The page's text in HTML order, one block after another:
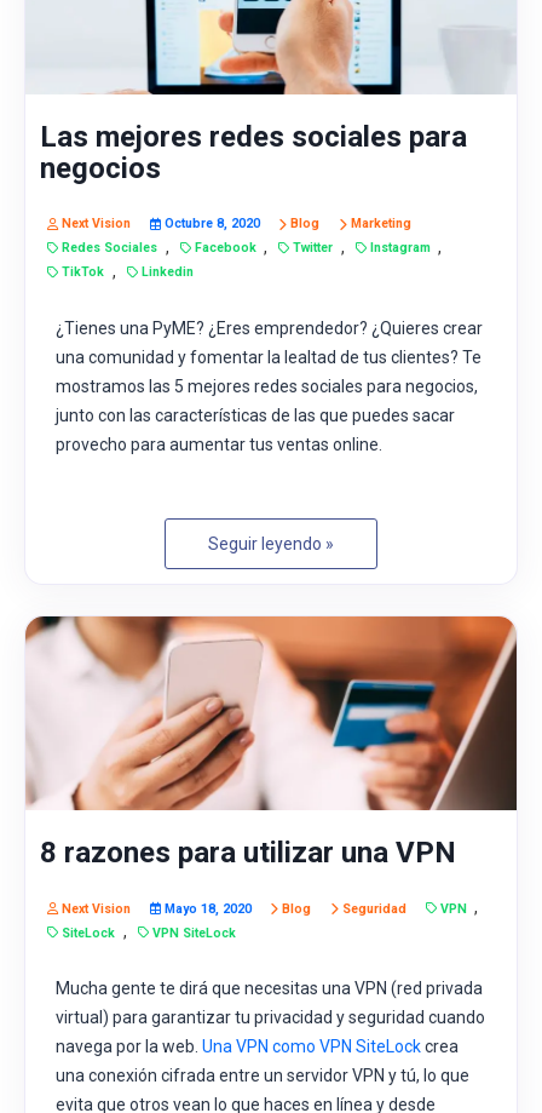
Las mejores redes sociales para
negocios
Next Vision Octubre 8, 2020 Blog
Marketing
Redes Sociales , Facebook , Twitter , Instagram ,
TikTok , Linkedin
¿Tienes una PyME? ¿Eres emprendedor? ¿Quieres crear
una comunidad y fomentar la lealtad de tus clientes? Te
mostramos las 5 mejores redes sociales para negocios,
junto con las características de las que puedes sacar
provecho para aumentar tus ventas online.
Seguir leyendo »
8 razones para utilizar una VPN
Next Vision Mayo 18, 2020 Blog Seguridad VPN ,
SiteLock , VPN SiteLock
Mucha gente te dirá que necesitas una VPN (red privada
virtual) para garantizar tu privacidad y seguridad cuando
navega por la web. Una VPN como VPN SiteLockcrea
una conexión cifrada entre un servidor VPN y tú, lo que
evita que otros vean lo que haces en línea y desde